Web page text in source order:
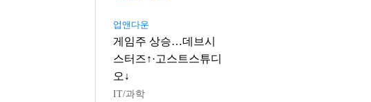
업앤다운
게임주 상승…데브시
스터즈↑·고스트스튜디
오↓
IT/과학